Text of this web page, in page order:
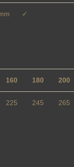
✓
160 180 200
225 245 265